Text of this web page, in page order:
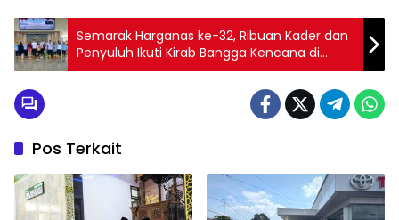
Semarak Harganas ke-32, Ribuan Kader dan
Penyuluh Ikuti Kirab Bangga Kencana di
Konsel
Pos Terkait